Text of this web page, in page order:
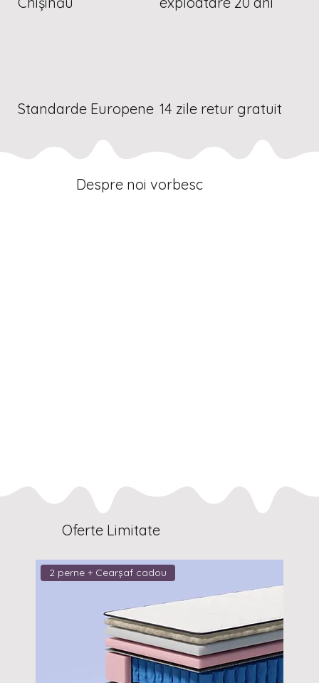
Standarde Europene 14 zile retur gratuit
Despre noi vorbesc
Oferte Limitate
2 perne + Cearșaf cadou